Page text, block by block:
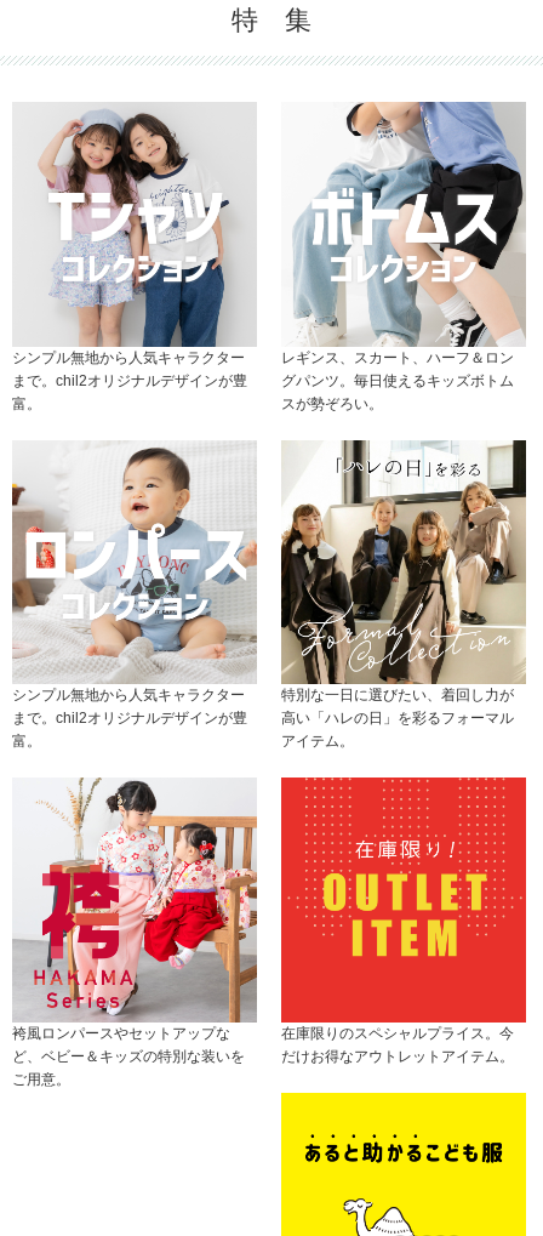
特 集
シンプル無地から人気キャラクター
まで。chil2オリジナルデザインが豊
富。
レギンス、スカート、ハーフ＆ロン
グパンツ。毎日使えるキッズボトム
スが勢ぞろい。
シンプル無地から人気キャラクター
まで。chil2オリジナルデザインが豊
富。
特別な一日に選びたい、着回し力が
高い「ハレの日」を彩るフォーマル
アイテム。
袴風ロンパースやセットアップな
ど、ベビー＆キッズの特別な装いを
ご用意。
在庫限りのスペシャルプライス。今
だけお得なアウトレットアイテム。